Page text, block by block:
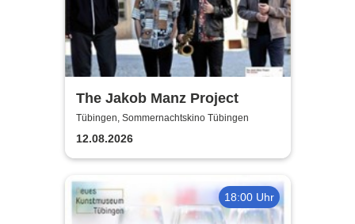
The Jakob Manz Project
Tübingen, Sommernachtskino Tübingen
12.08.2026
18:00 Uhr